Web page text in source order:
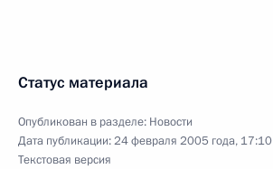
Статус материала
Опубликован в разделе: Новости
Дата публикации:24 февраля 2005 года, 17:10
Текстовая версия